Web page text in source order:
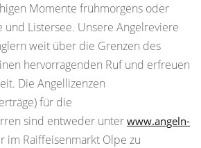
Momente frühmorgens oder
und Listersee. Unsere Angelreviere
weit über die Grenzen des
hervorragenden Ruf und erfreuen
Die Angellizenzen
für die
sind entweder unter www.angeln-
im Raiffeisenmarkt Olpe zu